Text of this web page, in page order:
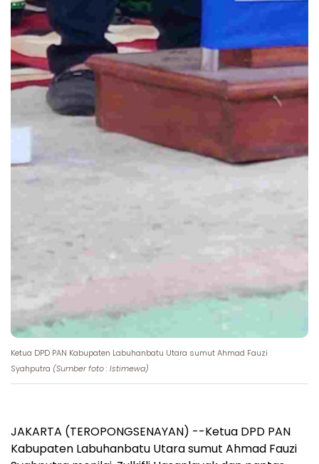
Ketua DPD PAN Kabupaten Labuhanbatu Utara sumut Ahmad Fauzi
Syahputra (Sumber foto : Istimewa)
JAKARTA (TEROPONGSENAYAN) --Ketua DPD PAN
Kabupaten Labuhanbatu Utara sumut Ahmad Fauzi